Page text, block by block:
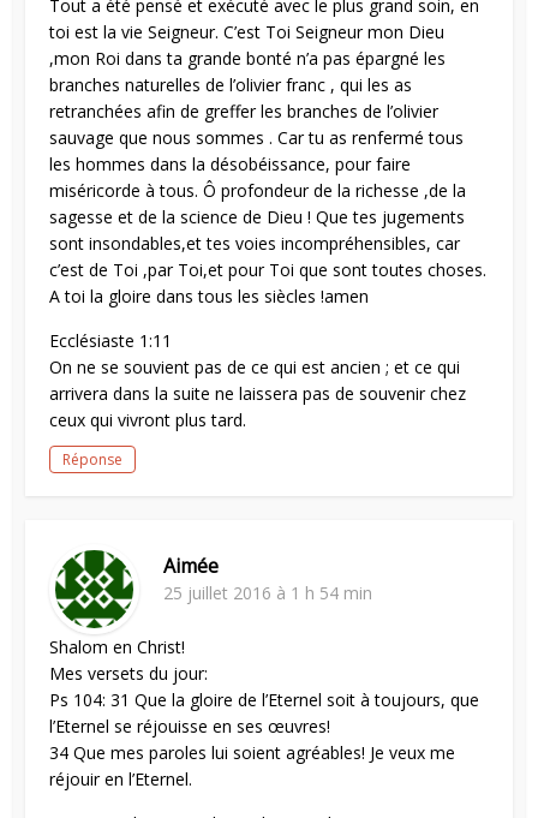
Tout a été pensé et exécuté avec le plus grand soin, en
toi est la vie Seigneur. C’est Toi Seigneur mon Dieu
,mon Roi dans ta grande bonté n’a pas épargné les
branches naturelles de l’olivier franc , qui les as
retranchées afin de greffer les branches de l’olivier
sauvage que nous sommes . Car tu as renfermé tous
les hommes dans la désobéissance, pour faire
miséricorde à tous. Ô profondeur de la richesse ,de la
sagesse et de la science de Dieu ! Que tes jugements
sont insondables,et tes voies incompréhensibles, car
c’est de Toi ,par Toi,et pour Toi que sont toutes choses.
A toi la gloire dans tous les siècles !amen
Ecclésiaste 1:11
On ne se souvient pas de ce qui est ancien ; et ce qui
arrivera dans la suite ne laissera pas de souvenir chez
ceux qui vivront plus tard.
Réponse
Aimée
25 juillet 2016 à 1 h 54 min
Shalom en Christ!
Mes versets du jour:
Ps 104: 31 Que la gloire de l’Eternel soit à toujours, que
l’Eternel se réjouisse en ses œuvres!
34 Que mes paroles lui soient agréables! Je veux me
réjouir en l’Eternel.